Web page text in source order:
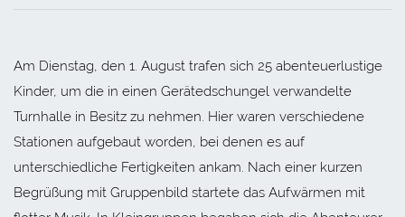
Am Dienstag, den 1. August trafen sich 25 abenteuerlustige
Kinder, um die in einen Gerätedschungel verwandelte
Turnhalle in Besitz zu nehmen. Hier waren verschiedene
Stationen aufgebaut worden, bei denen es auf
unterschiedliche Fertigkeiten ankam. Nach einer kurzen
Begrüßung mit Gruppenbild startete das Aufwärmen mit